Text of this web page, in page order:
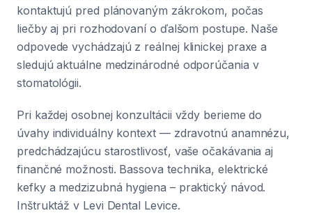
kontaktujú pred plánovaným zákrokom, počas
liečby aj pri rozhodovaní o ďalšom postupe. Naše
odpovede vychádzajú z reálnej klinickej praxe a
sledujú aktuálne medzinárodné odporúčania v
stomatológii.
Pri každej osobnej konzultácii vždy berieme do
úvahy individuálny kontext — zdravotnú anamnézu,
predchádzajúcu starostlivosť, vaše očakávania aj
finančné možnosti. Bassova technika, elektrické
kefky a medzizubná hygiena – praktický návod.
Inštruktáž v Levi Dental Levice.